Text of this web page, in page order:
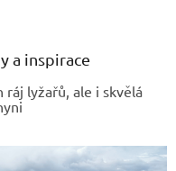
a inspirace
ráj lyžařů, ale i skvělá